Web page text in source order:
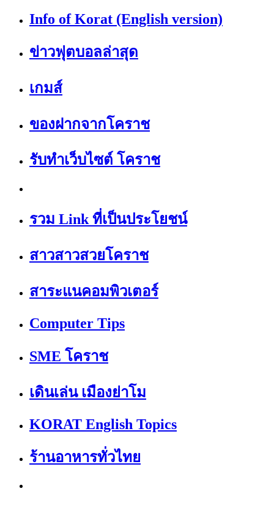
Info of Korat (English version)
ข่าวฟุตบอลล่าสุด
เกมส์
ของฝากจากโคราช
รับทำเว็บไซต์ โคราช
รวม Link ที่เป็นประโยชน์
สาวสาวสวยโคราช
สาระแนคอมพิวเตอร์
Computer Tips
SME โคราช
เดินเล่น เมืองย่าโม
KORAT English Topics
ร้านอาหารทั่วไทย